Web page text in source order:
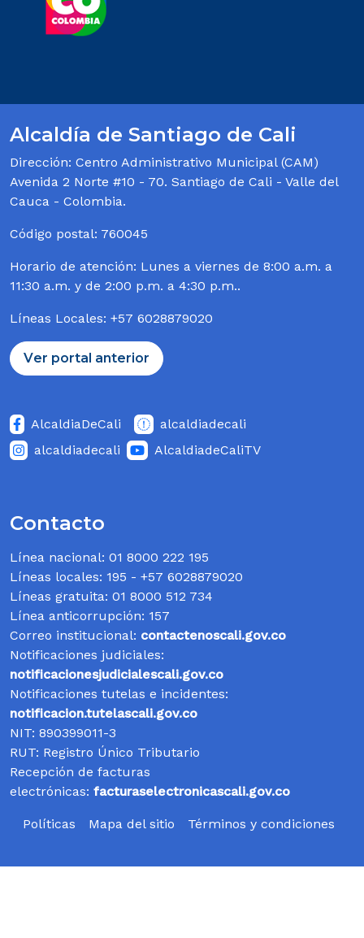
Alcaldía de Santiago de Cali
Dirección: Centro Administrativo Municipal (CAM)
Avenida 2 Norte #10 - 70. Santiago de Cali - Valle del
Cauca - Colombia.
Código postal: 760045
Horario de atención: Lunes a viernes de 8:00 a.m. a
11:30 a.m. y de 2:00 p.m. a 4:30 p.m..
Líneas Locales: +57 6028879020
ver portal anterior
AlcaldiaDeCali
alcaldiadecali
alcaldiadecali
AlcaldiadeCaliTV
Contacto
Línea nacional: 01 8000 222 195
Líneas locales: 195 - +57 6028879020
Líneas gratuita: 01 8000 512 734
Línea anticorrupción: 157
Correo institucional: contactenoscali.gov.co
Notificaciones judiciales:
notificacionesjudicialescali.gov.co
Notificaciones tutelas e incidentes:
notificacion.tutelascali.gov.co
NIT: 890399011-3
RUT: Registro Único Tributario
Recepción de facturas
electrónicas: facturaselectronicascali.gov.co
Políticas Mapa del sitio Términos y condiciones